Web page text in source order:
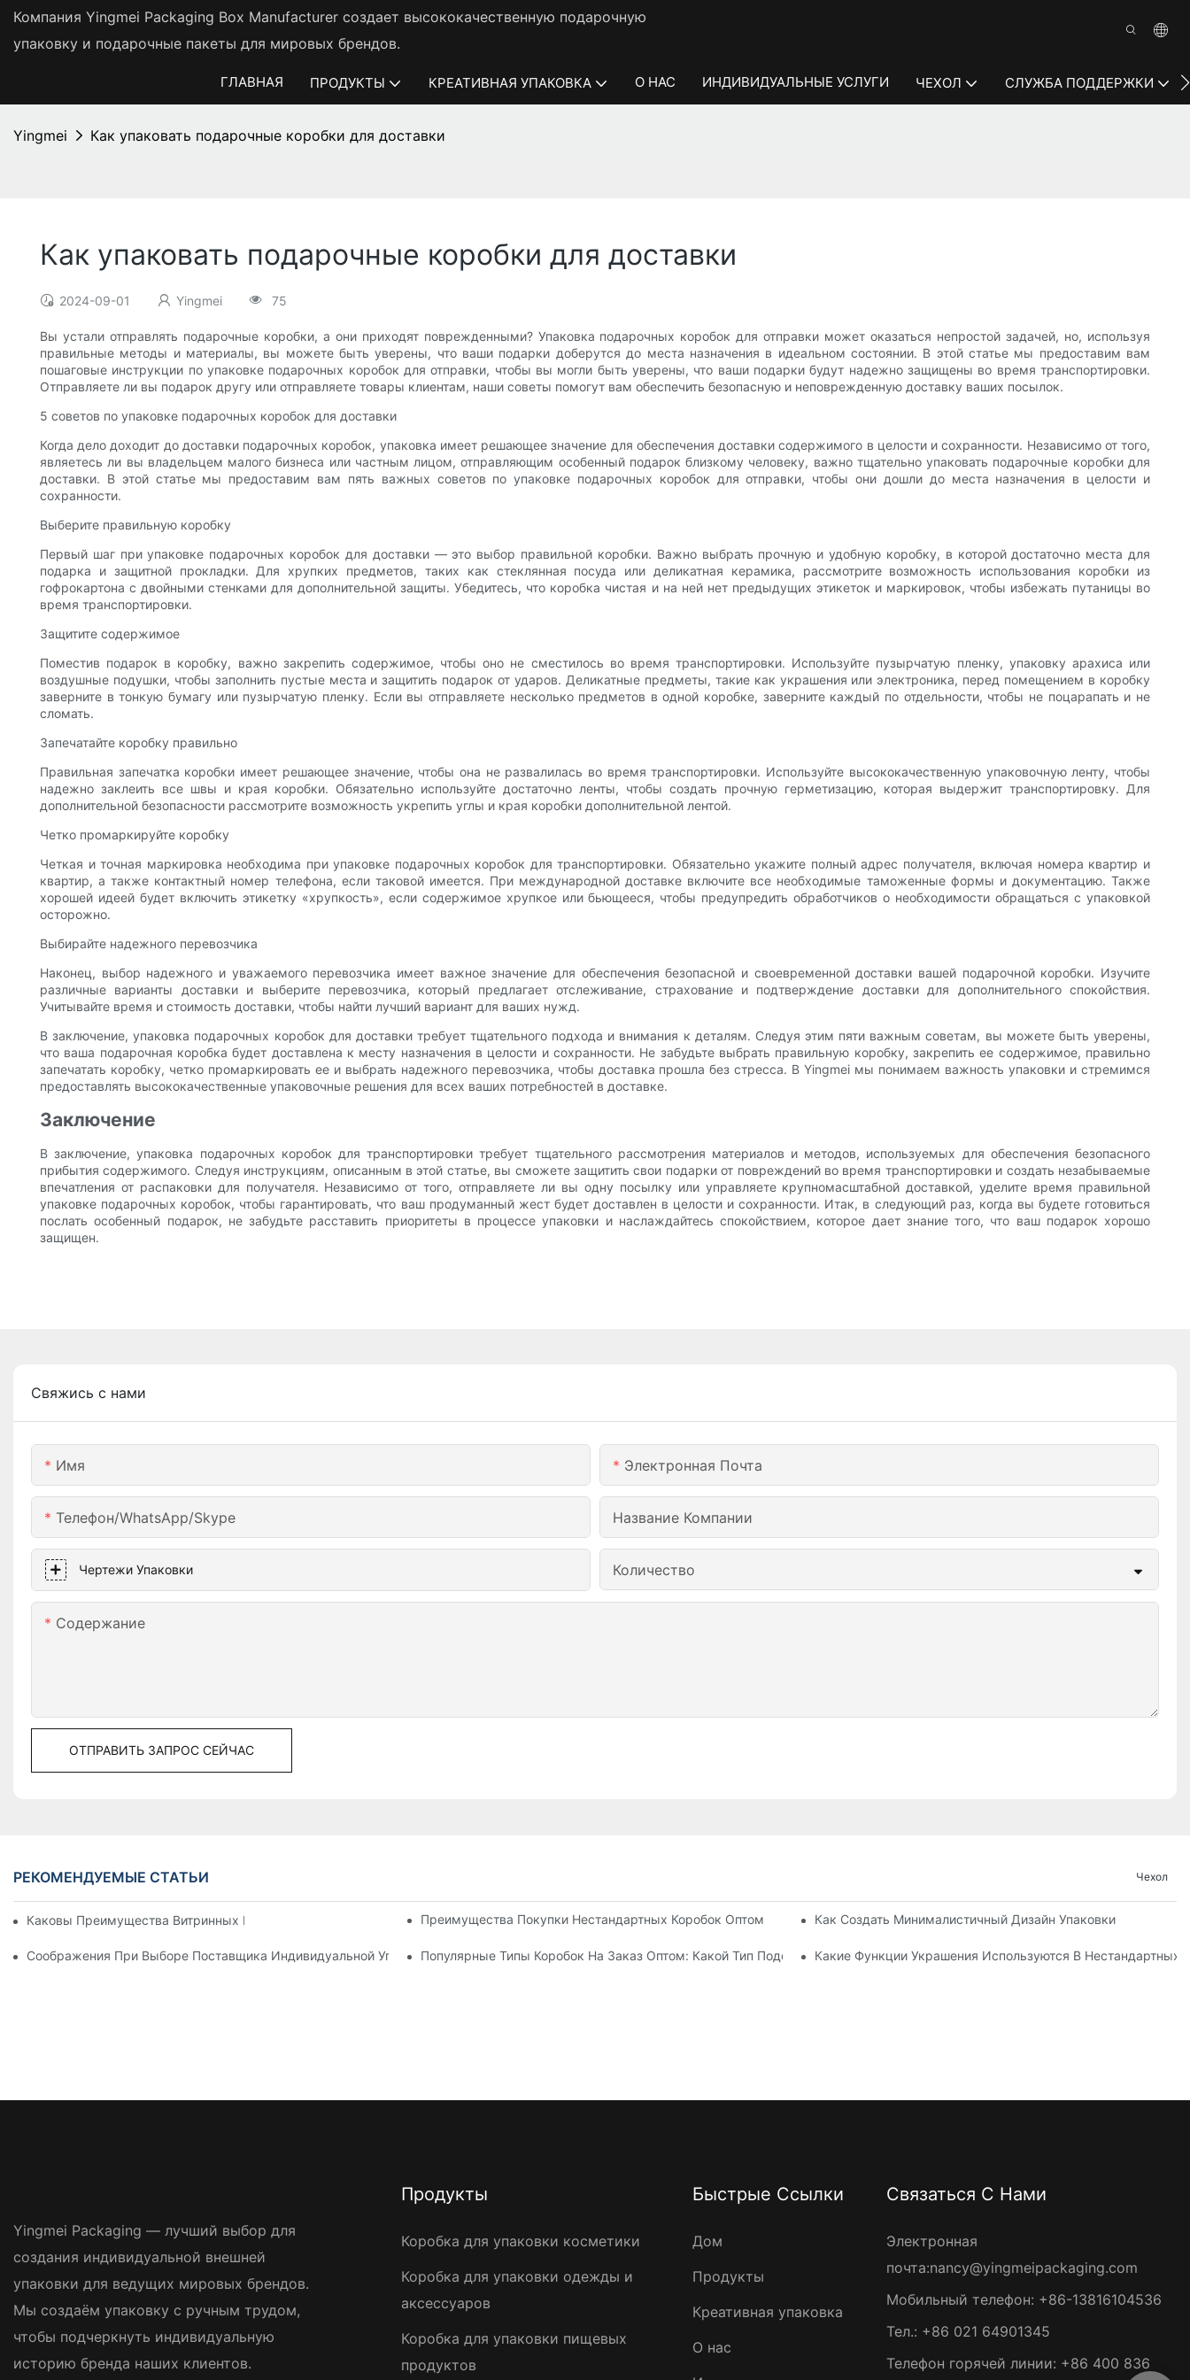
Компания Yingmei Packaging Box Manufacturer создает высококачественную подарочную
упаковку и подарочные пакеты для мировых брендов.
ГЛАВНАЯ ПРОДУКТЫ КРЕАТИВНАЯ УПАКОВКА О НАС ИНДИВИДУАЛЬНЫЕ УСЛУГИ ЧЕХОЛ СЛУЖБА ПОДДЕРЖКИ
Yingmei Как упаковать подарочные коробки для доставки
Как упаковать подарочные коробки для доставки
2024-09-01 Yingmei 75
Вы устали отправлять подарочные коробки, а они приходят поврежденными? Упаковка подарочных коробок для отправки может оказаться непростой задачей, но, используя
правильные методы и материалы, вы можете быть уверены, что ваши подарки доберутся до места назначения в идеальном состоянии. В этой статье мы предоставим вам
пошаговые инструкции по упаковке подарочных коробок для отправки, чтобы вы могли быть уверены, что ваши подарки будут надежно защищены во время транспортировки.
Отправляете ли вы подарок другу или отправляете товары клиентам, наши советы помогут вам обеспечить безопасную и неповрежденную доставку ваших посылок.
5 советов по упаковке подарочных коробок для доставки
Когда дело доходит до доставки подарочных коробок, упаковка имеет решающее значение для обеспечения доставки содержимого в целости и сохранности. Независимо от того,
являетесь ли вы владельцем малого бизнеса или частным лицом, отправляющим особенный подарок близкому человеку, важно тщательно упаковать подарочные коробки для
доставки. В этой статье мы предоставим вам пять важных советов по упаковке подарочных коробок для отправки, чтобы они дошли до места назначения в целости и
сохранности.
Выберите правильную коробку
Первый шаг при упаковке подарочных коробок для доставки — это выбор правильной коробки. Важно выбрать прочную и удобную коробку, в которой достаточно места для
подарка и защитной прокладки. Для хрупких предметов, таких как стеклянная посуда или деликатная керамика, рассмотрите возможность использования коробки из
гофрокартона с двойными стенками для дополнительной защиты. Убедитесь, что коробка чистая и на ней нет предыдущих этикеток и маркировок, чтобы избежать путаницы во
время транспортировки.
Защитите содержимое
Поместив подарок в коробку, важно закрепить содержимое, чтобы оно не сместилось во время транспортировки. Используйте пузырчатую пленку, упаковку арахиса или
воздушные подушки, чтобы заполнить пустые места и защитить подарок от ударов. Деликатные предметы, такие как украшения или электроника, перед помещением в коробку
заверните в тонкую бумагу или пузырчатую пленку. Если вы отправляете несколько предметов в одной коробке, заверните каждый по отдельности, чтобы не поцарапать и не
сломать.
Запечатайте коробку правильно
Правильная запечатка коробки имеет решающее значение, чтобы она не развалилась во время транспортировки. Используйте высококачественную упаковочную ленту, чтобы
надежно заклеить все швы и края коробки. Обязательно используйте достаточно ленты, чтобы создать прочную герметизацию, которая выдержит транспортировку. Для
дополнительной безопасности рассмотрите возможность укрепить углы и края коробки дополнительной лентой.
Четко промаркируйте коробку
Четкая и точная маркировка необходима при упаковке подарочных коробок для транспортировки. Обязательно укажите полный адрес получателя, включая номера квартир и
квартир, а также контактный номер телефона, если таковой имеется. При международной доставке включите все необходимые таможенные формы и документацию. Также
хорошей идеей будет включить этикетку «хрупкость», если содержимое хрупкое или бьющееся, чтобы предупредить обработчиков о необходимости обращаться с упаковкой
осторожно.
Выбирайте надежного перевозчика
Наконец, выбор надежного и уважаемого перевозчика имеет важное значение для обеспечения безопасной и своевременной доставки вашей подарочной коробки. Изучите
различные варианты доставки и выберите перевозчика, который предлагает отслеживание, страхование и подтверждение доставки для дополнительного спокойствия.
Учитывайте время и стоимость доставки, чтобы найти лучший вариант для ваших нужд.
В заключение, упаковка подарочных коробок для доставки требует тщательного подхода и внимания к деталям. Следуя этим пяти важным советам, вы можете быть уверены,
что ваша подарочная коробка будет доставлена ​​к месту назначения в целости и сохранности. Не забудьте выбрать правильную коробку, закрепить ее содержимое, правильно
запечатать коробку, четко промаркировать ее и выбрать надежного перевозчика, чтобы доставка прошла без стресса. В Yingmei мы понимаем важность упаковки и стремимся
предоставлять высококачественные упаковочные решения для всех ваших потребностей в доставке.
Заключение
В заключение, упаковка подарочных коробок для транспортировки требует тщательного рассмотрения материалов и методов, используемых для обеспечения безопасного
прибытия содержимого. Следуя инструкциям, описанным в этой статье, вы сможете защитить свои подарки от повреждений во время транспортировки и создать незабываемые
впечатления от распаковки для получателя. Независимо от того, отправляете ли вы одну посылку или управляете крупномасштабной доставкой, уделите время правильной
упаковке подарочных коробок, чтобы гарантировать, что ваш продуманный жест будет доставлен в целости и сохранности. Итак, в следующий раз, когда вы будете готовиться
послать особенный подарок, не забудьте расставить приоритеты в процессе упаковки и наслаждайтесь спокойствием, которое дает знание того, что ваш подарок хорошо
защищен.
Свяжись с нами
Имя Электронная Почта
Телефон/WhatsApp/Skype Название Компании
Чертежи Упаковки Количество
Содержание
ОТПРАВИТЬ ЗАПРОС СЕЙЧАС
РЕКОМЕНДУЕМЫЕ СТАТЬИ Чехол
Каковы Преимущества Витринных Коробок С Индивидуальной Печатью?Преимущества Покупки Нестандартных Коробок Оптом Как Создать Минималистичный Дизайн Упаковки
Соображения При Выборе Поставщика Индивидуальной УпаковкиПопулярные Типы Коробок На Заказ Оптом: Какой Тип Подойдет Вам?Какие Функции Украшения Используются В Нестандартных
Yingmei Packaging — лучший выбор для
создания индивидуальной внешней
упаковки для ведущих мировых брендов.
Мы создаём упаковку с ручным трудом,
чтобы подчеркнуть индивидуальную
историю бренда наших клиентов.
Продукты
Коробка для упаковки косметики
Коробка для упаковки одежды и
аксессуаров
Коробка для упаковки пищевых
продуктов
Быстрые Ссылки
Дом
Продукты
Креативная упаковка
О нас
Связаться С Нами
Электронная
почта:nancy@yingmeipackaging.com
Мобильный телефон: +86-13816104536
Тел.: +86 021 64901345
Телефон горячей линии: +86 400 836